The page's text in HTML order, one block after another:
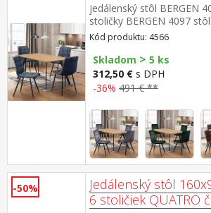
jedálenský stôl BERGEN
stoličky BERGEN 4097
farebné prevedenie dub
farebné prevedenie čierna
poťah, farebné
konštrukcia, farebné
sedu stoličky 49,5 cm
88 cm
Kód produktu: 4566
Skladom > 5 ks
312,50 € s DPH
-36% 491 € **
-50%
Jedálenský stôl
6 stoličiek QUATRO